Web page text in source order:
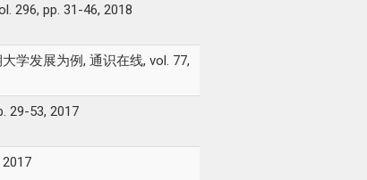
296, pp. 31-46, 2018
学发展为例, 通识在线, vol. 77,
29-53, 2017